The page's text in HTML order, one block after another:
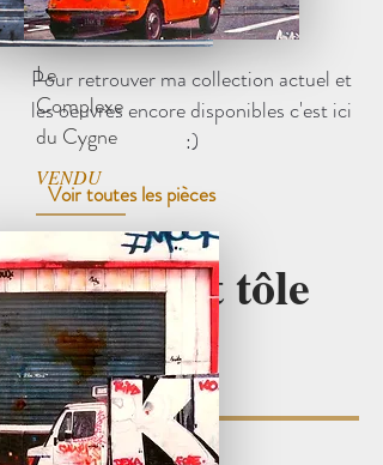
Garage et tôle
rouillée
Le
Complexe
du Cygne
VENDU
Pour retrouver ma collection actuel et
les oeuvres encore disponibles c'est ici
:)
Voir toutes les pièces